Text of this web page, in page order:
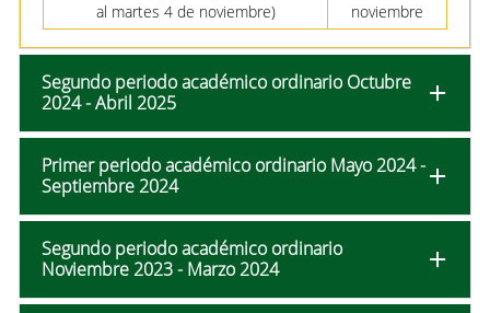
al martes 4 de noviembre)
noviembre
Segundo periodo académico ordinario Octubre
2024 - Abril 2025
Primer periodo académico ordinario Mayo 2024 -
Septiembre 2024
Segundo periodo académico ordinario
Noviembre 2023 - Marzo 2024